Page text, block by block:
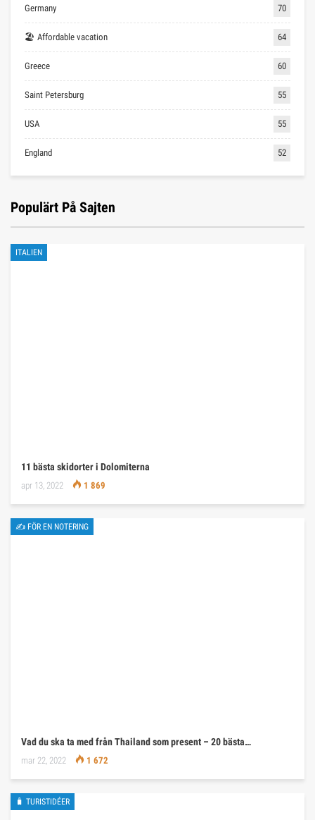
Germany 70
🏖 Affordable vacation 64
Greece 60
Saint Petersburg 55
USA 55
England 52
Populärt På Sajten
ITALIEN
11 bästa skidorter i Dolomiterna
apr 13, 2022 1 869
✍ FÖR EN NOTERING
Vad du ska ta med från Thailand som present – 20 bästa…
mar 22, 2022 1 672
🧳 TURISTIDÉER